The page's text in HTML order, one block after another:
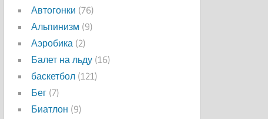
Автогонки (76)
Альпинизм (9)
Аэробика (2)
Балет на льду (16)
баскетбол (121)
Бег (7)
Биатлон (9)